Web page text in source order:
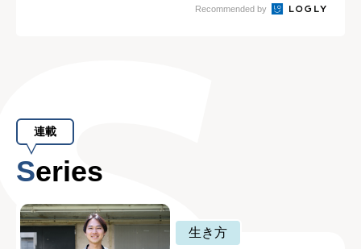
Recommended by
連載
Series
生き方